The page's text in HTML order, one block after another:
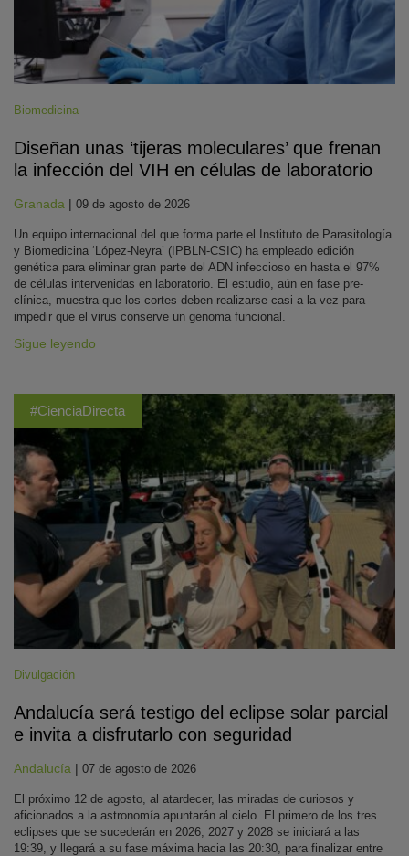
Biomedicina
Diseñan unas ‘tijeras moleculares’ que frenan
la infección del VIH en células de laboratorio
Granada | 09 de agosto de 2026
Un equipo internacional del que forma parte el Instituto de Parasitología
y Biomedicina ‘López-Neyra’ (IPBLN-CSIC) ha empleado edición
genética para eliminar gran parte del ADN infeccioso en hasta el 97%
de células intervenidas en laboratorio. El estudio, aún en fase pre-
clínica, muestra que los cortes deben realizarse casi a la vez para
impedir que el virus conserve un genoma funcional.
Sigue leyendo
#CienciaDirecta
Divulgación
Andalucía será testigo del eclipse solar parcial
e invita a disfrutarlo con seguridad
Andalucía | 07 de agosto de 2026
El próximo 12 de agosto, al atardecer, las miradas de curiosos y
aficionados a la astronomía apuntarán al cielo. El primero de los tres
eclipses que se sucederán en 2026, 2027 y 2028 se iniciará a las
19:39, y llegará a su fase máxima hacia las 20:30, para finalizar entre